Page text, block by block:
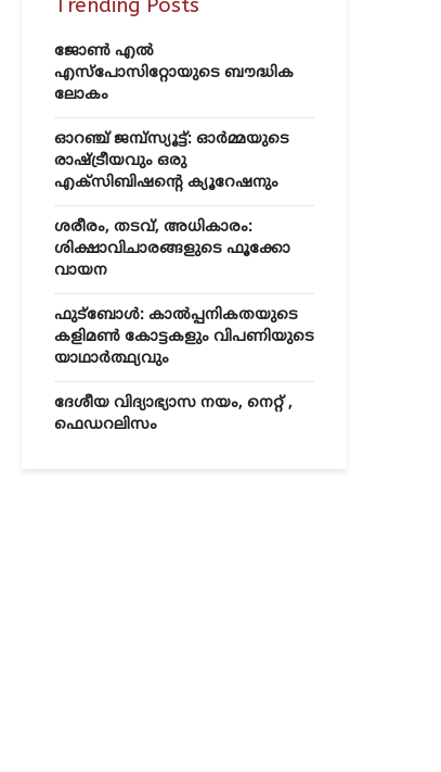
Trending Posts
ജോൺ എൽ
എസ്‌പോസിറ്റോയുടെ ബൗദ്ധിക
ലോകം
ഓറഞ്ച് ജമ്പ്സ്യൂട്ട്: ഓർമ്മയുടെ
രാഷ്ട്രീയവും ഒരു
എക്സിബിഷന്റെ ക്യൂറേഷനും
ശരീരം, തടവ്, അധികാരം:
ശിക്ഷാവിചാരങ്ങളുടെ ഫൂക്കോ
വായന
ഫുട്ബോൾ: കാൽപ്പനികതയുടെ
കളിമൺ കോട്ടകളും വിപണിയുടെ
യാഥാർത്ഥ്യവും
ദേശീയ വിദ്യാഭ്യാസ നയം, നെറ്റ് ,
ഫെഡറലിസം